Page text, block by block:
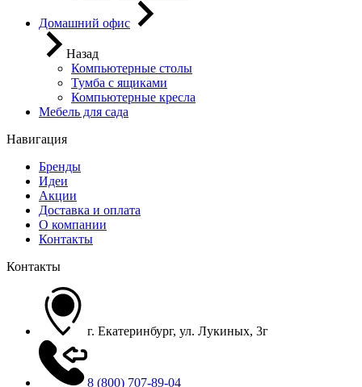
Домашний офис
Назад
Компьютерные столы
Тумба с ящиками
Компьютерные кресла
Мебель для сада
Навигация
Бренды
Идеи
Акции
Доставка и оплата
О компании
Контакты
Контакты
г. Екатеринбург, ул. Лукиных, 3г
8 (800) 707-89-04